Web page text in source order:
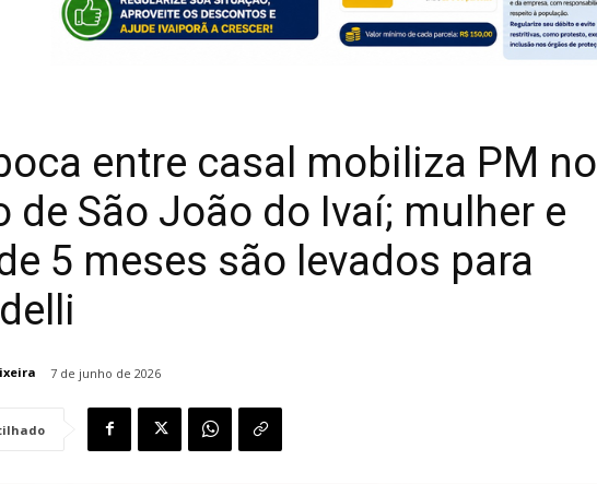
entre casal mobiliza PM no
de São João do Ivaí; mulher e
5 meses são levados para
7 de junho de 2026